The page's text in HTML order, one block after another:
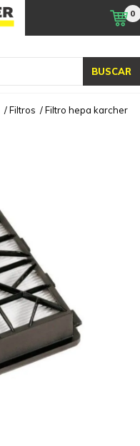
BUSCAR
0
/Filtros /Filtro hepa karcher